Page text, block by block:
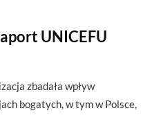
UNICEFU
zbadała wpływ
bogatych, w tym w Polsce,